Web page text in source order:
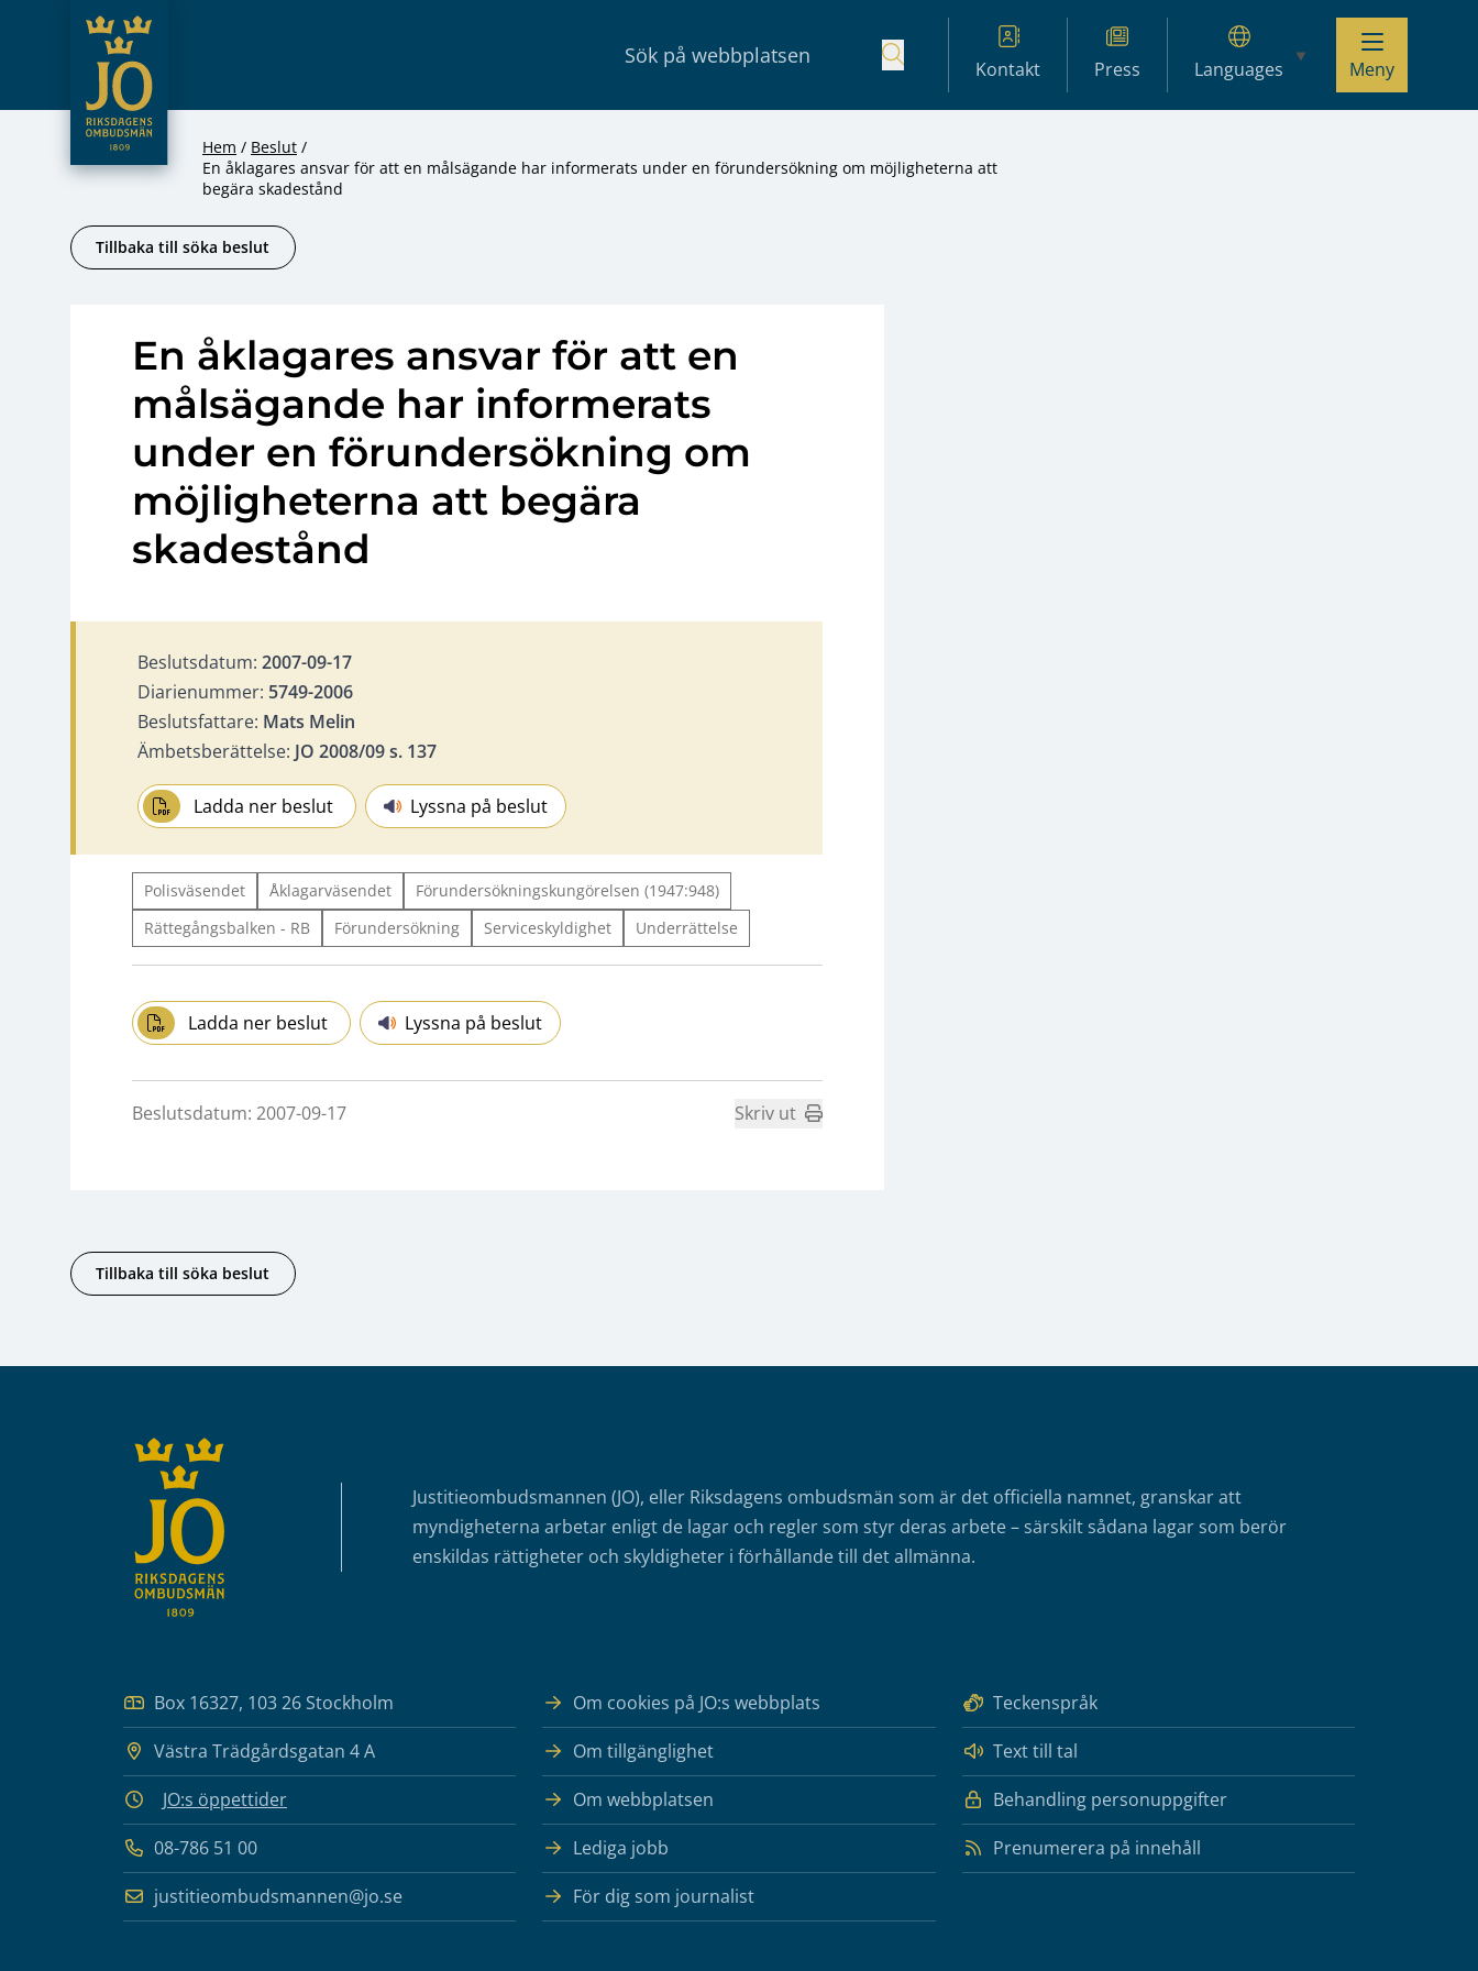
Hoppa till innehåll
JO – Riksdagens Ombudsmän
Kontakt Press Languages Meny
Hem
Beslut
En åklagares ansvar för att en målsägande har informerats under en förundersökning om möjligheterna att
begära skadestånd
Tillbaka till söka beslut
En åklagares ansvar för att en
målsägande har informerats
under en förundersökning om
möjligheterna att begära
skadestånd
Beslutsdatum: 2007-09-17
Diarienummer: 5749-2006
Beslutsfattare: Mats Melin
Ämbetsberättelse: JO 2008/09 s. 137
Ladda ner beslut Lyssna på beslut
Polisväsendet Åklagarväsendet
Förundersökningskungörelsen (1947:948)
Rättegångsbalken - RB
Förundersökning Serviceskyldighet Underrättelse
Ladda ner beslut Lyssna på beslut
Beslutsdatum: 2007-09-17 Skriv ut
Tillbaka till söka beslut
Justitieombudsmannen (JO), eller Riksdagens ombudsmän som är det officiella namnet, granskar att
myndigheterna arbetar enligt de lagar och regler som styr deras arbete – särskilt sådana lagar som berör
enskildas rättigheter och skyldigheter i förhållande till det allmänna.
Box 16327, 103 26 Stockholm
Västra Trädgårdsgatan 4 A
JO:s öppettider
08-786 51 00
justitieombudsmannen@jo.se
Om cookies på JO:s webbplats
Teckenspråk
Om tillgänglighet
Text till tal
Om webbplatsen
Behandling personuppgifter
Lediga jobb
Prenumerera på innehåll
För dig som journalist